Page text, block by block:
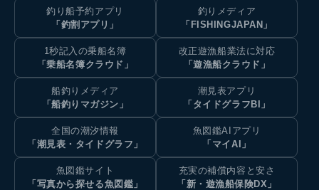
釣り船予約アプリ
「釣割アプリ」
釣りメディア
「FISHINGJAPAN」
1秒記入の乗船名簿
「乗船名簿クラウド」
改正遊漁船業法に対応
「遊漁船クラウド」
船釣りメディア
「船釣りマガジン」
潮見表アプリ
「タイドグラフBI」
全国の潮汐情報
「潮見表・タイドグラフ」
魚図鑑AIアプリ
「マイAI」
魚図鑑サイト
「写真から探せる魚図鑑」
充実の補償内容と安さ
「新・遊漁船保険DX」